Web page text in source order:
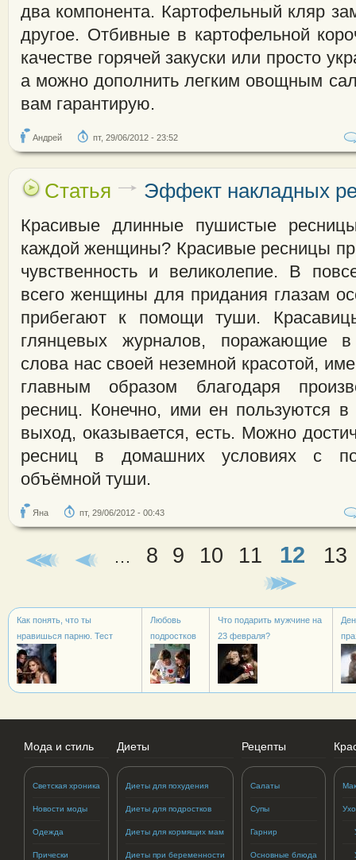
два компонента. Картофельный кляр
другое. Отбивные в картофельной
качестве горячей закуски или просто
а можно дополнить легким овощным
вам гарантирую.
Андрей пт, 29/06/2012 - 23:52
Статья Эффект накладных
Красивые длинные пушистые
каждой женщины? Красивые ресницы
чувственность и великолепие. В
всего женщины для придания глазам
прибегают к помощи туши.
глянцевых журналов, поражающие
слова нас своей неземной красотой,
главным образом благодаря
ресниц. Конечно, ими ен пользуются
выход, оказывается, есть. Можно
ресниц в домашних условиях с
объёмной туши.
Яна пт, 29/06/2012 - 00:43
Страницы … 8 9 10 11 12 13
Как понять, что ты
нравишься парню. Тест
Любовь
подростков
Что подарить мужчине на
23 февраля?
Мода и стиль
Светская хроника
Новости моды
Одежда
Прически
Диеты
Диеты для похудения
Диеты для подростков
Диеты для кормящих мам
Диеты при беременности
Рецепты
Салаты
Супы
Гарнир
Основные блюда